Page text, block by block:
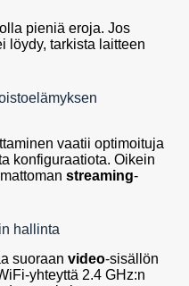
pieniä eroja. Jos
löydy, tarkista laitteen
vaatii optimoituja
konfiguraatiota. Oikein
streaming-
hallinta
suoraan video-sisällön
yhteyttä 2.4 GHz:n